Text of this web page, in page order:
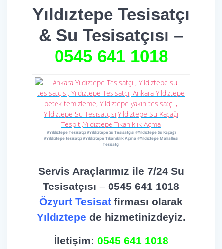
Yıldıztepe Tesisatçı
& Su Tesisatçısı –
0545 641 1018
#Yıldıztepe Tesisatçı #Yıldıztepe Su Tesisatçısı #Yıldıztepe Su Kaçağı
#Yıldıztepe tesisatçı #Yıldıztepe Tıkanıklık Açma #Yıldıztepe Mahallesi
Tesisatçı
Servis Araçlarımız ile 7/24 Su
Tesisatçısı – 0545 641 1018
Özyurt Tesisat firması olarak
Yıldıztepe de hizmetinizdeyiz.
İletişim: 0545 641 1018